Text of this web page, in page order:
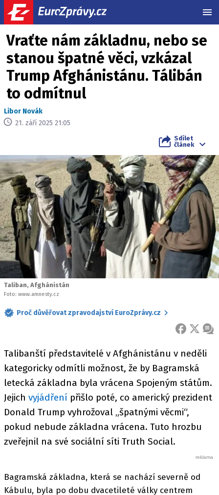
Vraťte nám základnu, nebo se
stanou špatné věci, vzkázal
Trump Afghánistánu. Tálibán
to odmítnul
Libor Novák
21. září 2025 21:05
Sdílet
článek
Taliban, Afghánistán
Foto: www.amnesty.cz
Proč důvěřovat zpravodajství EuroZprávy.cz
FACEBOOK
X
Talibanští představitelé v Afghánistánu v neděli
kategoricky odmítli možnost, že by Bagramská
letecká základna byla vrácena Spojeným státům.
Jejich vyjádření přišlo poté, co americký prezident
Donald Trump vyhrožoval „špatnými věcmi“,
pokud nebude základna vrácena. Tuto hrozbu
zveřejnil na své sociální síti Truth Social.
Bagramská základna, která se nachází severně od
Kábulu, byla po dobu dvacetileté války centrem